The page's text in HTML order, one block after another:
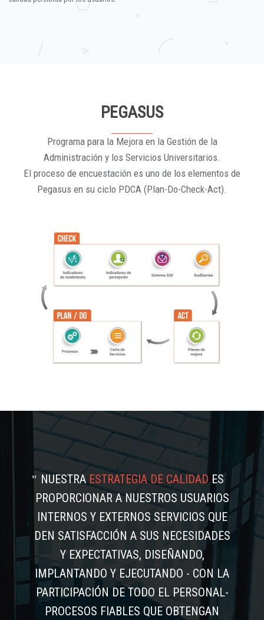
PEGASUS
Programa para la Mejora en la Gestión de la
Administración y los Servicios Universitarios.
El proceso de encuestación es uno de los elementos de
Pegasus en su ciclo PDCA (Plan-Do-Check-Act).
NUESTRAESTRATEGIA DE CALIDADES
PROPORCIONAR A NUESTROS USUARIOS
INTERNOS Y EXTERNOS SERVICIOS QUE
DEN SATISFACCIÓN A SUS NECESIDADES
Y EXPECTATIVAS, DISEÑANDO,
IMPLANTANDO Y EJECUTANDO - CON LA
PARTICIPACIÓN DE TODO EL PERSONAL-
PROCESOS FIABLES QUE OBTENGAN